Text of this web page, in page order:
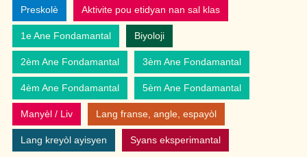
Preskolè Aktivite pou etidyan nan sal klas
1e Ane Fondamantal Biyoloji
2èm Ane Fondamantal 3èm Ane Fondamantal
4èm Ane Fondamantal 5èm Ane Fondamantal
Manyèl / Liv Lang franse, angle, espayòl
Lang kreyòl ayisyen Syans eksperimantal